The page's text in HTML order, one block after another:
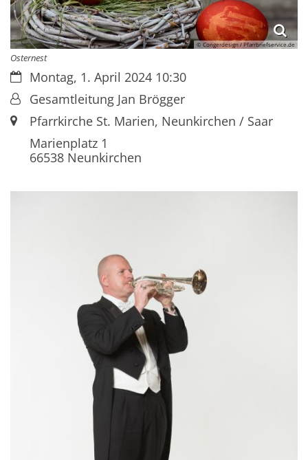
© Congerdesign / Pfarrbriefservice.de
Osternest
Datum:Montag, 1. April 2024 10:30
Von:Gesamtleitung Jan Brögger
Ort:Pfarrkirche St. Marien, Neunkirchen / Saar
Marienplatz 1
66538Neunkirchen